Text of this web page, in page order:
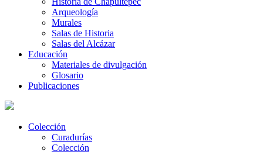
Arqueología
Murales
Salas de Historia
Salas del Alcázar
Educación
Materiales de divulgación
Glosario
Publicaciones
Colección
Curadurías
Colección